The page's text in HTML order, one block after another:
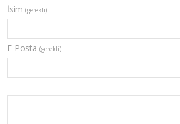
İsim (gerekli)
E-Posta (gerekli)